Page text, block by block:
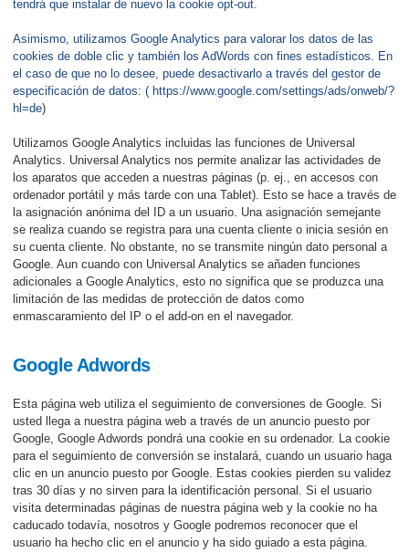
tendrá que instalar de nuevo la cookie opt-out.
Asimismo, utilizamos Google Analytics para valorar los datos de las
cookies de doble clic y también los AdWords con fines estadísticos. En
el caso de que no lo desee, puede desactivarlo a través del gestor de
especificación de datos: ( https://www.google.com/settings/ads/onweb/?
hl=de)
Utilizamos Google Analytics incluidas las funciones de Universal
Analytics. Universal Analytics nos permite analizar las actividades de
los aparatos que acceden a nuestras páginas (p. ej., en accesos con
ordenador portátil y más tarde con una Tablet). Esto se hace a través de
la asignación anónima del ID a un usuario. Una asignación semejante
se realiza cuando se registra para una cuenta cliente o inicia sesión en
su cuenta cliente. No obstante, no se transmite ningún dato personal a
Google. Aun cuando con Universal Analytics se añaden funciones
adicionales a Google Analytics, esto no significa que se produzca una
limitación de las medidas de protección de datos como
enmascaramiento del IP o el add-on en el navegador.
Google Adwords
Esta página web utiliza el seguimiento de conversiones de Google. Si
usted llega a nuestra página web a través de un anuncio puesto por
Google, Google Adwords pondrá una cookie en su ordenador. La cookie
para el seguimiento de conversión se instalará, cuando un usuario haga
clic en un anuncio puesto por Google. Estas cookies pierden su validez
tras 30 días y no sirven para la identificación personal. Si el usuario
visita determinadas páginas de nuestra página web y la cookie no ha
caducado todavía, nosotros y Google podremos reconocer que el
usuario ha hecho clic en el anuncio y ha sido guiado a esta página.